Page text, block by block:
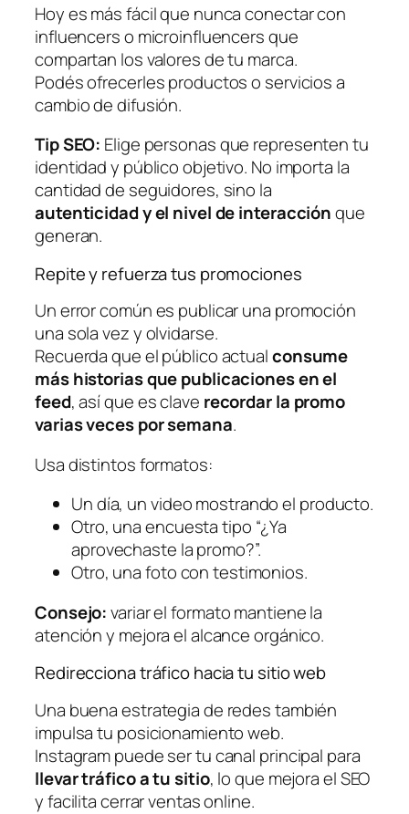
Hoy es más fácil que nunca conectar con
influencers o microinfluencers que
compartan los valores de tu marca.
Podés ofrecerles productos o servicios a
cambio de difusión.
Tip SEO: Elige personas que representen tu
identidad y público objetivo. No importa la
cantidad de seguidores, sino la
autenticidad y el nivel de interacciónque
generan.
Repite y refuerza tus promociones
Un error común es publicar una promoción
una sola vez y olvidarse.
Recuerda que el público actualconsume
más historias que publicaciones en el
feed, así que es clave recordar la promo
varias veces por semana.
Usa distintos formatos:
Un día, un video mostrando el producto.
Otro, una encuesta tipo “¿Ya
aprovechaste la promo?”.
Otro, una foto con testimonios.
Consejo:variar el formato mantiene la
atención y mejora el alcance orgánico.
Redirecciona tráfico hacia tu sitio web
Una buena estrategia de redes también
impulsa tu posicionamiento web.
Instagram puede ser tu canal principal para
llevar tráfico a tu sitio, lo que mejora el SEO
y facilita cerrar ventas online.